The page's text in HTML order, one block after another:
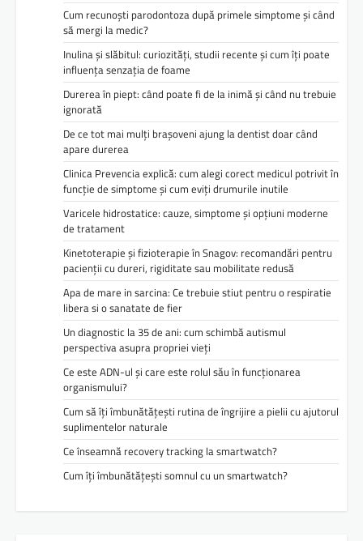
Cum recunoști parodontoza după primele simptome și când
să mergi la medic?
Inulina și slăbitul: curiozități, studii recente și cum îți poate
influența senzația de foame
Durerea în piept: când poate fi de la inimă și când nu trebuie
ignorată
De ce tot mai mulți brașoveni ajung la dentist doar când
apare durerea
Clinica Prevencia explică: cum alegi corect medicul potrivit în
funcție de simptome și cum eviți drumurile inutile
Varicele hidrostatice: cauze, simptome și opțiuni moderne
de tratament
Kinetoterapie și fizioterapie în Snagov: recomandări pentru
pacienții cu dureri, rigiditate sau mobilitate redusă
Apa de mare in sarcina: Ce trebuie stiut pentru o respiratie
libera si o sanatate de fier
Un diagnostic la 35 de ani: cum schimbă autismul
perspectiva asupra propriei vieți
Ce este ADN-ul și care este rolul său în funcționarea
organismului?
Cum să îți îmbunătățești rutina de îngrijire a pielii cu ajutorul
suplimentelor naturale
Ce înseamnă recovery tracking la smartwatch?
Cum îți îmbunătățești somnul cu un smartwatch?